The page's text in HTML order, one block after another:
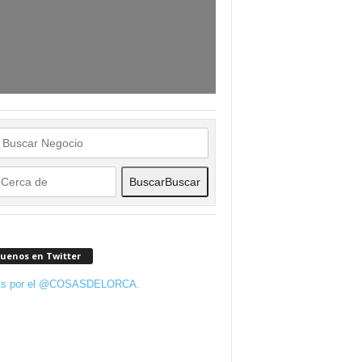
BuscarBuscar
en Twitter
por el @COSASDELORCA.